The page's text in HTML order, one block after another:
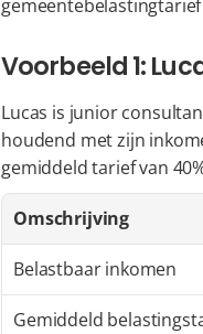
gemeentebelastingtarief
Voorbeeld 1:
Lucas is junior
houdend met zijn
gemiddeld tarief van
Omschrijving
Belastbaar inkomen
Gemiddeld